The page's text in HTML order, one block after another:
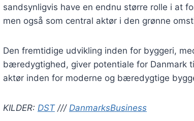
sandsynligvis have en endnu større rolle i at
men også som central aktør i den grønne
Den fremtidige udvikling inden for byggeri,
bæredygtighed, giver potentiale for Danmark
aktør inden for moderne og bæredygtige
KILDER: DST/// DanmarksBusiness